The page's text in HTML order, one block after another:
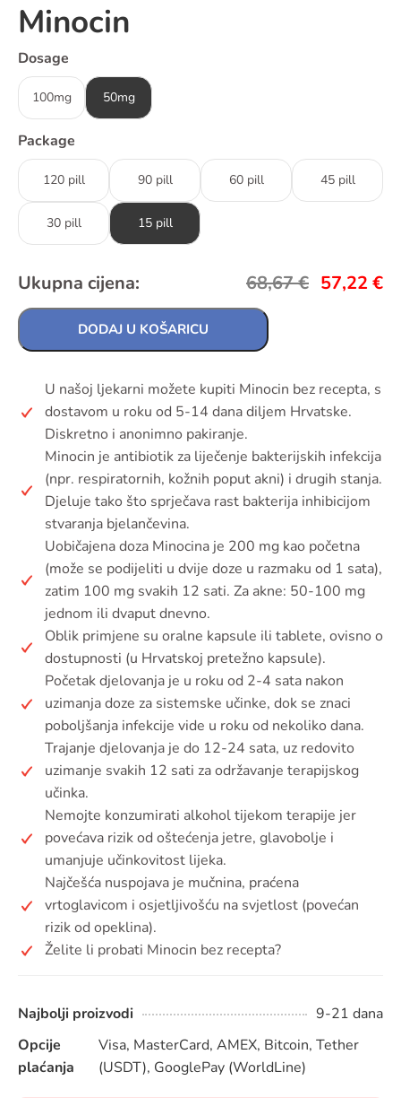
Minocin
Dosage
100mg 50mg
Package
120 pill 90 pill 60 pill 45 pill
30 pill 15 pill
Ukupna cijena: 68,67€ 57,22 €
DODAJ U KOŠARICU
U našoj ljekarni možete kupiti Minocin bez recepta, s
dostavom u roku od 5-14 dana diljem Hrvatske.
Diskretno i anonimno pakiranje.
Minocin je antibiotik za liječenje bakterijskih infekcija
(npr. respiratornih, kožnih poput akni) i drugih stanja.
Djeluje tako što sprječava rast bakterija inhibicijom
stvaranja bjelančevina.
Uobičajena doza Minocina je 200 mg kao početna
(može se podijeliti u dvije doze u razmaku od 1 sata),
zatim 100 mg svakih 12 sati. Za akne: 50-100 mg
jednom ili dvaput dnevno.
Oblik primjene su oralne kapsule ili tablete, ovisno o
dostupnosti (u Hrvatskoj pretežno kapsule).
Početak djelovanja je u roku od 2-4 sata nakon
uzimanja doze za sistemske učinke, dok se znaci
poboljšanja infekcije vide u roku od nekoliko dana.
Trajanje djelovanja je do 12-24 sata, uz redovito
uzimanje svakih 12 sati za održavanje terapijskog
učinka.
Nemojte konzumirati alkohol tijekom terapije jer
povećava rizik od oštećenja jetre, glavobolje i
umanjuje učinkovitost lijeka.
Najčešća nuspojava je mučnina, praćena
vrtoglavicom i osjetljivošću na svjetlost (povećan
rizik od opeklina).
Želite li probati Minocin bez recepta?
Najbolji proizvodi
9-21 dana
Opcije
plaćanja
Visa, MasterCard, AMEX, Bitcoin, Tether
(USDT), GooglePay (WorldLine)